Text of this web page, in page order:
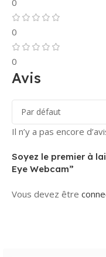
confirmée
uniquement
après
encaissement
et validation
du chèque par
notre banque.
Besoin d’aide
?Notre
est disponible
pour répondre
questions sur
0
0
Avis
Il n’y a pas encore
Soyez le premier à
Eye Webcam”
Vous devez être